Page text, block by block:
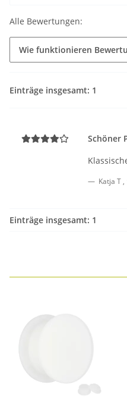
Alle Bewertungen:
Wie funktionieren
Einträge insgesamt: 1
Schöner
Katja T ,
Einträge insgesamt: 1